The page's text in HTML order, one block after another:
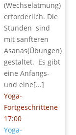
(Wechselatmung)
erforderlich. Die
Stunden sind
mit sanfteren
Asanas(Übungen)
gestaltet. Es gibt
eine Anfangs-
und eine[...]
Yoga-
Fortgeschrittene
17:00
Yoga-